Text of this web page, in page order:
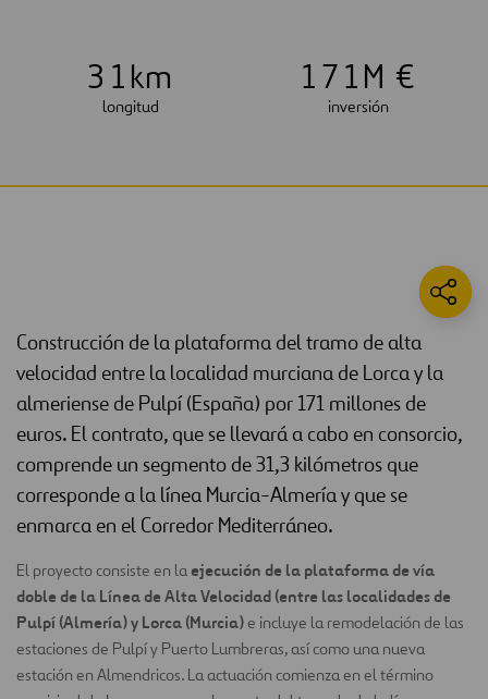
3 1km
longitud
171M €
inversión
Construcción de la plataforma del tramo de alta
velocidad entre la localidad murciana de Lorca y la
almeriense de Pulpí (España) por 171 millones de
euros. El contrato, que se llevará a cabo en consorcio,
comprende un segmento de 31,3 kilómetros que
corresponde a la línea Murcia-Almería y que se
enmarca en el Corredor Mediterráneo.
El proyecto consiste en la ejecución de la plataforma de vía
doble de la Línea de Alta Velocidad (entre las localidades de
Pulpí (Almería) y Lorca (Murcia) e incluye la remodelación de las
estaciones de Pulpí y Puerto Lumbreras, así como una nueva
estación en Almendricos. La actuación comienza en el término